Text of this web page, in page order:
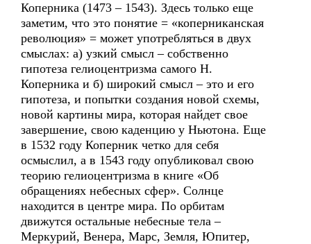
Коперника (1473 – 1543). Здесь только еще
заметим, что это понятие = «коперниканская
революция» = может употребляться в двух
смыслах: а) узкий смысл – собственно
гипотеза гелиоцентризма самого Н.
Коперника и б) широкий смысл – это и его
гипотеза, и попытки создания новой схемы,
новой картины мира, которая найдет свое
завершение, свою каденцию у Ньютона. Еще
в 1532 году Коперник четко для себя
осмыслил, а в 1543 году опубликовал свою
теорию гелиоцентризма в книге «Об
обращениях небесных сфер». Солнце
находится в центре мира. По орбитам
движутся остальные небесные тела –
Меркурий, Венера, Марс, Земля, Юпитер,